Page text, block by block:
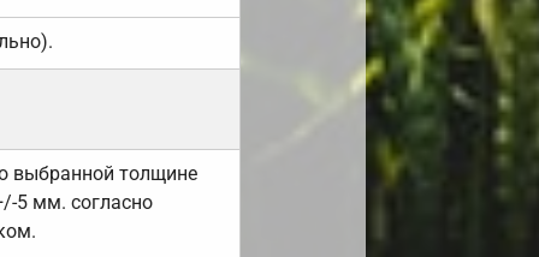
выбранной толщине
5 мм. согласно